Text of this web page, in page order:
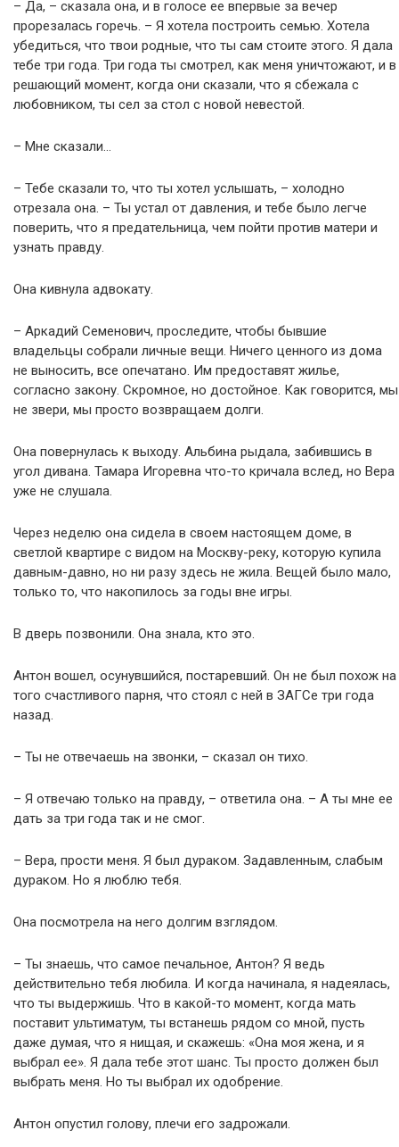
– Да, – сказала она, и в голосе ее впервые за вечер
прорезалась горечь. – Я хотела построить семью. Хотела
убедиться, что твои родные, что ты сам стоите этого. Я дала
тебе три года. Три года ты смотрел, как меня уничтожают, и в
решающий момент, когда они сказали, что я сбежала с
любовником, ты сел за стол с новой невестой.
– Мне сказали…
– Тебе сказали то, что ты хотел услышать, – холодно
отрезала она. – Ты устал от давления, и тебе было легче
поверить, что я предательница, чем пойти против матери и
узнать правду.
Она кивнула адвокату.
– Аркадий Семенович, проследите, чтобы бывшие
владельцы собрали личные вещи. Ничего ценного из дома
не выносить, все опечатано. Им предоставят жилье,
согласно закону. Скромное, но достойное. Как говорится, мы
не звери, мы просто возвращаем долги.
Она повернулась к выходу. Альбина рыдала, забившись в
угол дивана. Тамара Игоревна что-то кричала вслед, но Вера
уже не слушала.
Через неделю она сидела в своем настоящем доме, в
светлой квартире с видом на Москву-реку, которую купила
давным-давно, но ни разу здесь не жила. Вещей было мало,
только то, что накопилось за годы вне игры.
В дверь позвонили. Она знала, кто это.
Антон вошел, осунувшийся, постаревший. Он не был похож на
того счастливого парня, что стоял с ней в ЗАГСе три года
назад.
– Ты не отвечаешь на звонки, – сказал он тихо.
– Я отвечаю только на правду, – ответила она. – А ты мне ее
дать за три года так и не смог.
– Вера, прости меня. Я был дураком. Задавленным, слабым
дураком. Но я люблю тебя.
Она посмотрела на него долгим взглядом.
– Ты знаешь, что самое печальное, Антон? Я ведь
действительно тебя любила. И когда начинала, я надеялась,
что ты выдержишь. Что в какой-то момент, когда мать
поставит ультиматум, ты встанешь рядом со мной, пусть
даже думая, что я нищая, и скажешь: «Она моя жена, и я
выбрал ее». Я дала тебе этот шанс. Ты просто должен был
выбрать меня. Но ты выбрал их одобрение.
Антон опустил голову, плечи его задрожали.